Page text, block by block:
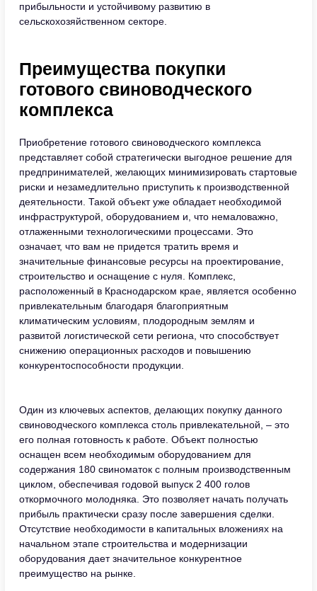
прибыльности и устойчивому развитию в
сельскохозяйственном секторе.
Преимущества покупки
готового свиноводческого
комплекса
Приобретение готового свиноводческого комплекса
представляет собой стратегически выгодное решение для
предпринимателей, желающих минимизировать стартовые
риски и незамедлительно приступить к производственной
деятельности. Такой объект уже обладает необходимой
инфраструктурой, оборудованием и, что немаловажно,
отлаженными технологическими процессами. Это
означает, что вам не придется тратить время и
значительные финансовые ресурсы на проектирование,
строительство и оснащение с нуля. Комплекс,
расположенный в Краснодарском крае, является особенно
привлекательным благодаря благоприятным
климатическим условиям, плодородным землям и
развитой логистической сети региона, что способствует
снижению операционных расходов и повышению
конкурентоспособности продукции.
Один из ключевых аспектов, делающих покупку данного
свиноводческого комплекса столь привлекательной, – это
его полная готовность к работе. Объект полностью
оснащен всем необходимым оборудованием для
содержания 180 свиноматок с полным производственным
циклом, обеспечивая годовой выпуск 2 400 голов
откормочного молодняка. Это позволяет начать получать
прибыль практически сразу после завершения сделки.
Отсутствие необходимости в капитальных вложениях на
начальном этапе строительства и модернизации
оборудования дает значительное конкурентное
преимущество на рынке.